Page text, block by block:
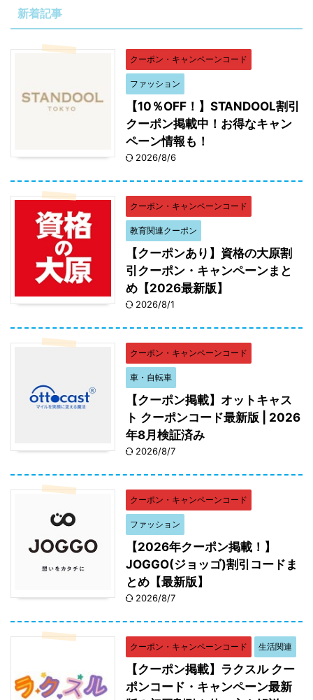
新着記事
クーポン・キャンペーンコード
ファッション
【10％OFF！】STANDOOL割引
クーポン掲載中！お得なキャン
ペーン情報も！
2026/8/6
クーポン・キャンペーンコード
教育関連クーポン
【クーポンあり】資格の大原割
引クーポン・キャンペーンまと
め【2026最新版】
2026/8/1
クーポン・キャンペーンコード
車・自転車
【クーポン掲載】オットキャス
ト クーポンコード最新版 | 2026
年8月検証済み
2026/8/7
クーポン・キャンペーンコード
ファッション
【2026年クーポン掲載！】
JOGGO(ジョッゴ)割引コードま
とめ【最新版】
2026/8/7
クーポン・キャンペーンコード 生活関連
【クーポン掲載】ラクスル クー
ポンコード・キャンペーン最新